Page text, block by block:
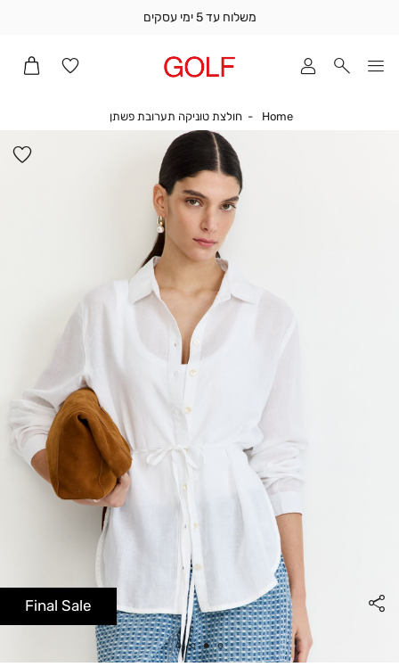
משלוח עד 5 ימי עסקים
Home
Homeחולצת טוניקה תערובת פשתן
Final Sale